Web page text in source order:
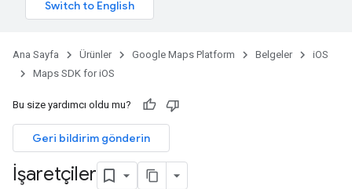
Ana Sayfa Ürünler Google Maps Platform Belgeler
iOS
Maps SDK for iOS
Bu size yardımcı oldu mu?
Geri bildirim gönderin
İşaretçiler